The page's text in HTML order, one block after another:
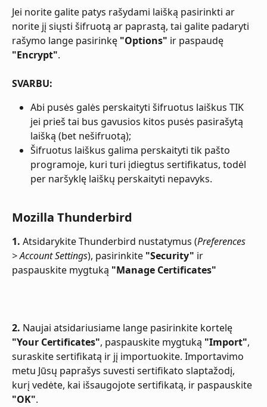
Jei norite galite patys rašydami laišką pasirinkti ar
norite jį siųsti šifruotą ar paprastą, tai galite padaryti
rašymo lange pasirinkę "Options" ir paspaudę
"Encrypt".
SVARBU:
Abi pusės galės perskaityti šifruotus laiškus TIK
jei prieš tai bus gavusios kitos pusės pasirašytą
laišką (bet nešifruotą);
Šifruotus laiškus galima perskaityti tik pašto
programoje, kuri turi įdiegtus sertifikatus, todėl
per naršyklę laiškų perskaityti nepavyks.
Mozilla Thunderbird
1. Atsidarykite Thunderbird nustatymus (Preferences
> Account Settings), pasirinkite "Security" ir
paspauskite mygtuką "Manage Certificates"
2. Naujai atsidariusiame lange pasirinkite kortelę
"Your Certificates", paspauskite mygtuką "Import",
suraskite sertifikatą ir jį importuokite. Importavimo
metu Jūsų paprašys suvesti sertifikato slaptažodį,
kurį vedėte, kai išsaugojote sertifikatą, ir paspauskite
"OK".